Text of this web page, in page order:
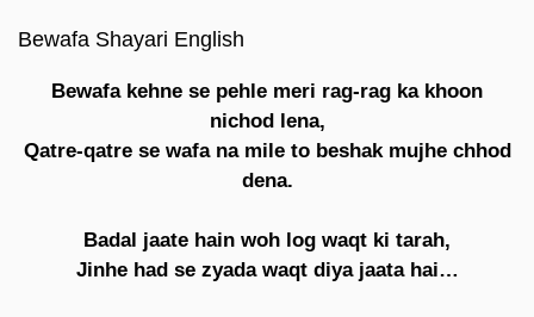
Bewafa Shayari English
Bewafa kehne se pehle meri rag-rag ka khoon
nichod lena,
Qatre-qatre se wafa na mile to beshak mujhe chhod
dena.
Badal jaate hain woh log waqt ki tarah,
Jinhe had se zyada waqt diya jaata hai…